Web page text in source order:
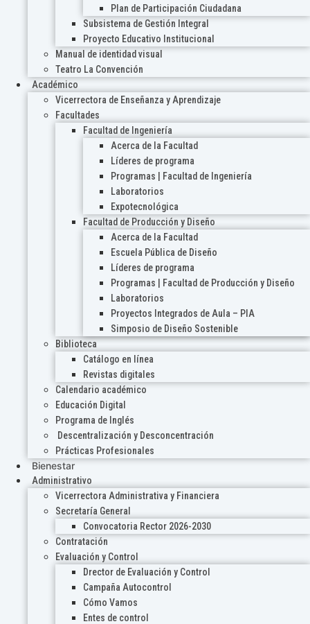
Plan de Participación Ciudadana
Subsistema de Gestión Integral
Proyecto Educativo Institucional
Manual de identidad visual
Teatro La Convención
Académico
Vicerrectora de Enseñanza y Aprendizaje
Facultades
Facultad de Ingeniería
Acerca de la Facultad
Líderes de programa
Programas | Facultad de Ingeniería
Laboratorios
Expotecnológica
Facultad de Producción y Diseño
Acerca de la Facultad
Escuela Pública de Diseño
Líderes de programa
Programas | Facultad de Producción y Diseño
Laboratorios
Proyectos Integrados de Aula – PIA
Simposio de Diseño Sostenible
Biblioteca
Catálogo en línea
Revistas digitales
Calendario académico
Educación Digital
Programa de Inglés
Descentralización y Desconcentración
Prácticas Profesionales
Bienestar
Administrativo
Vicerrectora Administrativa y Financiera
Secretaría General
Convocatoria Rector 2026-2030
Contratación
Evaluación y Control
Drector de Evaluación y Control
Campaña Autocontrol
Cómo Vamos
Entes de control